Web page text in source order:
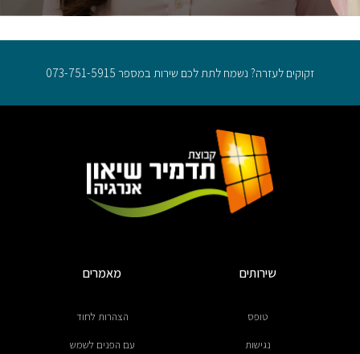
זקוקים לעזרה? נשמח לתת לכם שירות במספר 073-751-5915
שירותים
טופס
נגישות
מאמרים
הצהרות לחוד
עם הפנים לשמש